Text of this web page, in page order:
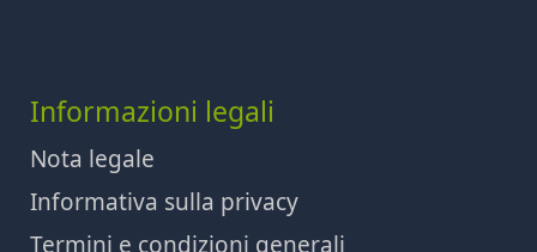
Informazioni legali
Nota legale
Informativa sulla privacy
Termini e condizioni generali